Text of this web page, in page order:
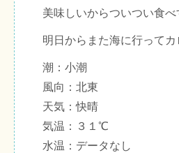
美味しいからついつい食
明日からまた海に行って
潮：小潮
風向：北東
天気：快晴
気温：３１℃
水温：データなし